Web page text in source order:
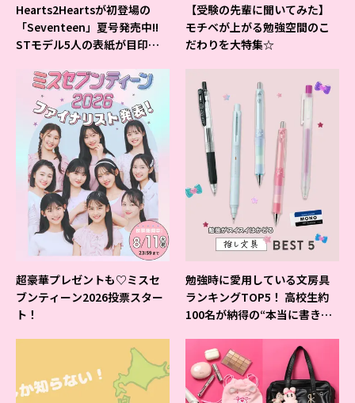
Hearts2Heartsが初登場の
「Seventeen」夏号発売中!!
STモデル5人の表紙が目印だ
【受験の先輩に聞いてみた】
モチベが上がる勉強空間のこ
だわりを大特集☆
超豪華プレゼントも♡ミスセ
ブンティーン2026投票スター
ト！
勉強時に愛用している文房具
ランキングTOP5！ 高校生約
100名が納得の“本当に書きや